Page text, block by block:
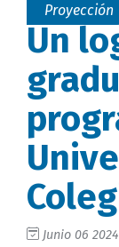
Proyección
Un
Junio 06 2024